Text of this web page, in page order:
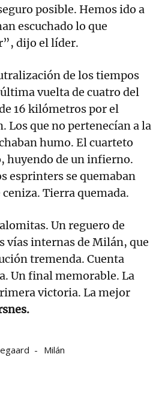
posible. Hemos ido a
escuchado lo que
dijo el líder.
de los tiempos
vuelta de cuatro del
16 kilómetros por el
Los que no pertenecían a la
humo. El cuarteto
huyendo de un infierno.
esprinters se quemaban
Tierra quemada.
Un reguero de
vías internas de Milán, que
tremenda. Cuenta
Un final memorable. La
victoria. La mejor
Milán